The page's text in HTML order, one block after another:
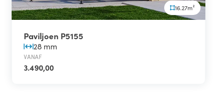
16.27m²
Paviljoen P5155
28 mm
VANAF
3.490,00